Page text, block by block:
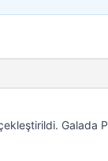
Galada